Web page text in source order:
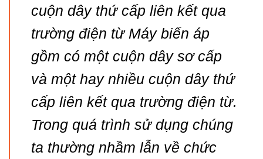
cuộn dây thứ cấp liên kết qua
trường điện từ Máy biến áp
gồm có một cuộn dây sơ cấp
và một hay nhiều cuộn dây thứ
cấp liên kết qua trường điện từ.
Trong quá trình sử dụng chúng
ta thường nhầm lẫn về chức